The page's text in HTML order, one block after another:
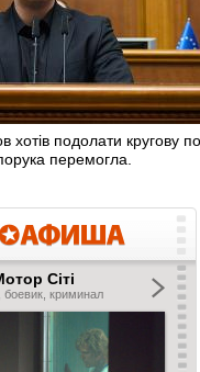
подолати кругову
перемогла.